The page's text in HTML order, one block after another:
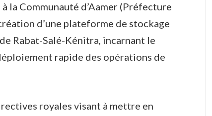
la Communauté d’Aamer (Préfecture
d’une plateforme de stockage
Rabat-Salé-Kénitra, incarnant le
rapide des opérations de
royales visant à mettre en